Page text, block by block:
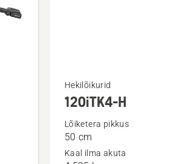
Vaata
rohkem
üksikasju
toote
120iTK4-
Hekilõikurid
120iTK4-H
Lõiketera pikkus
50 cm
Kaal ilma akuta